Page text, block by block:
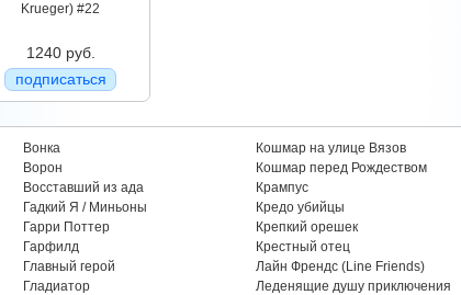
Krueger) #22
1240 руб.
подписаться
Вонка
Ворон
Восставший из ада
Гадкий Я / Миньоны
Гарри Поттер
Гарфилд
Главный герой
Гладиатор
Кошмар на улице Вязов
Кошмар перед Рождеством
Крампус
Кредо убийцы
Крепкий орешек
Крестный отец
Лайн Френдс (Line Friends)
Леденящие душу приключения